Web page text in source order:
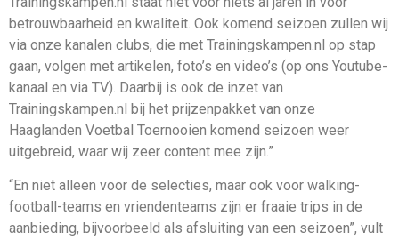
betrouwbaarheid en kwaliteit. Ook komend seizoen zullen wij
via onze kanalen clubs, die met Trainingskampen.nl op stap
gaan, volgen met artikelen, foto’s en video’s (op ons Youtube-
kanaal en via TV). Daarbij is ook de inzet van
Trainingskampen.nl bij het prijzenpakket van onze
Haaglanden Voetbal Toernooien komend seizoen weer
uitgebreid, waar wij zeer content mee zijn.”
“En niet alleen voor de selecties, maar ook voor walking-
football-teams en vriendenteams zijn er fraaie trips in de
aanbieding, bijvoorbeeld als afsluiting van een seizoen”, vult